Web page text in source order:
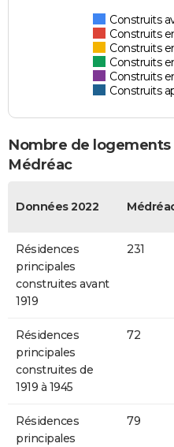
Construits
Construits
Construits
Construits
Construits
Construits
Nombre de logements
Médréac
Données 2022
Résidences
principales
construites avant
1919
231
Résidences
principales
construites de
1919 à 1945
72
Résidences
principales
79